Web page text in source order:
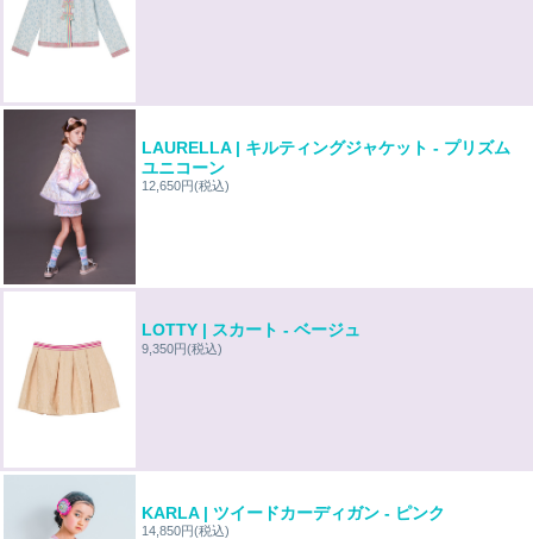
LAURELLA | キルティングジャケット - プリズム
ユニコーン
12,650円(税込)
LOTTY | スカート - ベージュ
9,350円(税込)
KARLA | ツイードカーディガン - ピンク
14,850円(税込)